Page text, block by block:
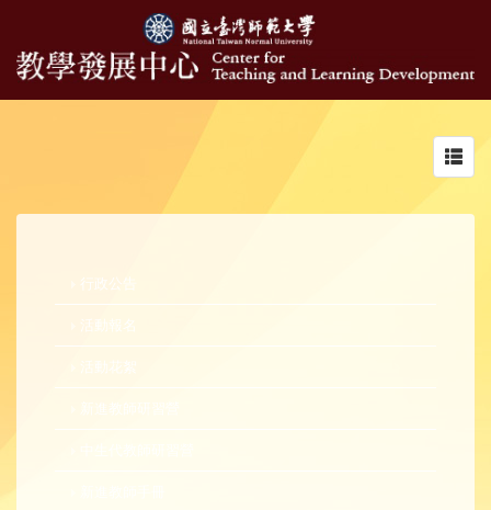
行政公告
活動報名
活動花絮
新進教師研習營